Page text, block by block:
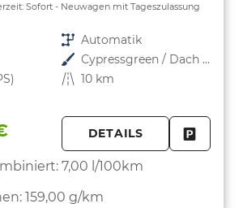
Sofort Neuwagen mit Tageszulassung
Getriebe Automatik
Außenfarbe
Cypressgreen / Dach Schwarz
Kilometerstand 10 km
DETAILS
7,00 l/100km
159,00 g/km